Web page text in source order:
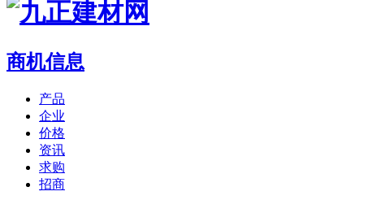
商机信息
产品
企业
价格
资讯
求购
招商